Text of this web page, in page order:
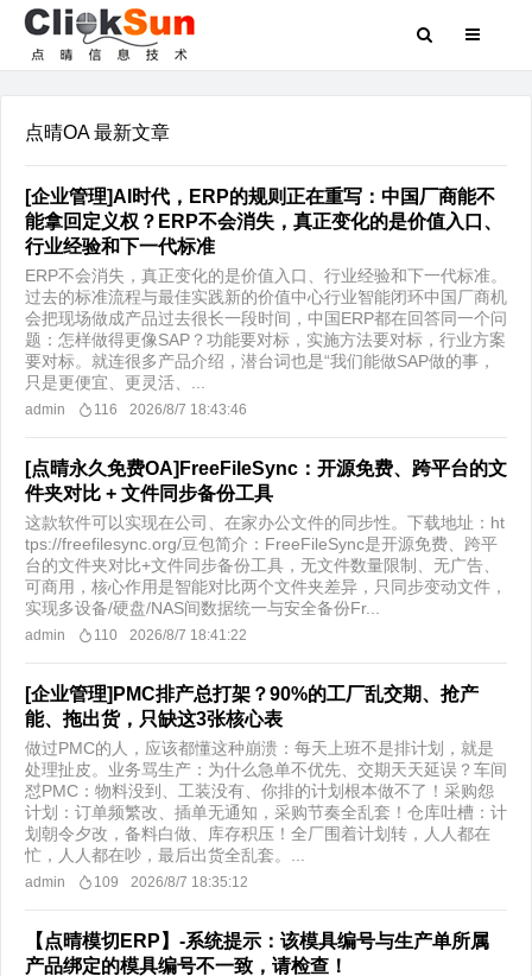
点晴OA 最新文章
[企业管理]AI时代，ERP的规则正在重写：中国厂商能不
能拿回定义权？ERP不会消失，真正变化的是价值入口、
行业经验和下一代标准
ERP不会消失，真正变化的是价值入口、行业经验和下一代标准。
过去的标准流程与最佳实践新的价值中心行业智能闭环中国厂商机
会把现场做成产品​过去很长一段时间，中国ERP都在回答同一个问
题：怎样做得更像SAP？功能要对标，实施方法要对标，行业方案
要对标。就连很多产品介绍，潜台词也是“我们能做SAP做的事，
只是更便宜、更灵活、...
admin 116 2026/8/7 18:43:46
[点晴永久免费OA]FreeFileSync：开源免费、跨平台的文
件夹对比 + 文件同步备份工具
这款软件可以实现在公司、在家办公文件的同步性。下载地址：ht
tps://freefilesync.org/豆包简介：FreeFileSync是开源免费、跨平
台的文件夹对比+文件同步备份工具，无文件数量限制、无广告、
可商用，核心作用是智能对比两个文件夹差异，只同步变动文件，
实现多设备/硬盘/NAS间数据统一与安全备份Fr...
admin 110 2026/8/7 18:41:22
[企业管理]PMC排产总打架？90%的工厂乱交期、抢产
能、拖出货，只缺这3张核心表
做过PMC的人，应该都懂这种崩溃：每天上班不是排计划，就是
处理扯皮。业务骂生产：为什么急单不优先、交期天天延误？车间
怼PMC：物料没到、工装没有、你排的计划根本做不了！采购怨
计划：订单频繁改、插单无通知，采购节奏全乱套！仓库吐槽：计
划朝令夕改，备料白做、库存积压！全厂围着计划转，人人都在
忙，人人都在吵，最后出货全乱套。...
admin 109 2026/8/7 18:35:12
【点晴模切ERP】-系统提示：该模具编号与生产单所属
产品绑定的模具编号不一致，请检查！